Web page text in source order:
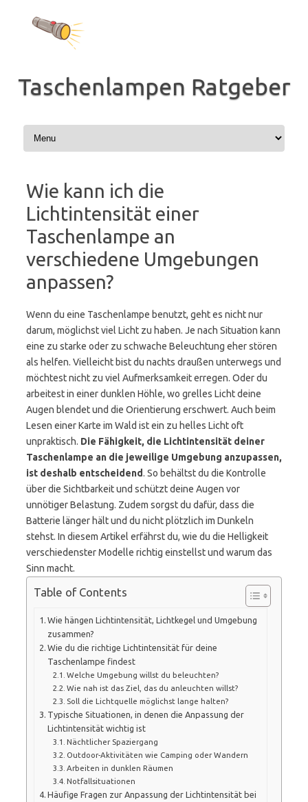
springen
Taschenlampen Ratgeber
Wie kann ich die
Lichtintensität einer
Taschenlampe an
verschiedene Umgebungen
anpassen?
Wenn du eine Taschenlampe benutzt, geht es nicht nur
darum, möglichst viel Licht zu haben. Je nach Situation kann
eine zu starke oder zu schwache Beleuchtung eher stören
als helfen. Vielleicht bist du nachts draußen unterwegs und
möchtest nicht zu viel Aufmerksamkeit erregen. Oder du
arbeitest in einer dunklen Höhle, wo grelles Licht deine
Augen blendet und die Orientierung erschwert. Auch beim
Lesen einer Karte im Wald ist ein zu helles Licht oft
unpraktisch. Die Fähigkeit, die Lichtintensität deiner
Taschenlampe an die jeweilige Umgebung anzupassen,
ist deshalb entscheidend. So behältst du die Kontrolle
über die Sichtbarkeit und schützt deine Augen vor
unnötiger Belastung. Zudem sorgst du dafür, dass die
Batterie länger hält und du nicht plötzlich im Dunkeln
stehst. In diesem Artikel erfährst du, wie du die Helligkeit
verschiedenster Modelle richtig einstellst und warum das
Sinn macht.
Table of Contents
Wie hängen Lichtintensität, Lichtkegel und Umgebung
zusammen?
Wie du die richtige Lichtintensität für deine
Taschenlampe findest
Welche Umgebung willst du beleuchten?
Wie nah ist das Ziel, das du anleuchten willst?
Soll die Lichtquelle möglichst lange halten?
Typische Situationen, in denen die Anpassung der
Lichtintensität wichtig ist
Nächtlicher Spaziergang
Outdoor-Aktivitäten wie Camping oder Wandern
Arbeiten in dunklen Räumen
Notfallsituationen
Häufige Fragen zur Anpassung der Lichtintensität bei